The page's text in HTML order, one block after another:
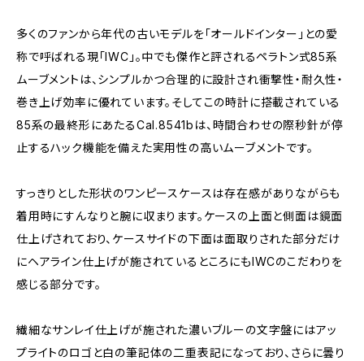
多くのファンから年代の古いモデルを「オールドインター」との愛
称で呼ばれる現「IWC」。中でも傑作と評されるペラトン式85系
ムーブメントは、シンプルかつ合理的に設計され衝撃性・耐久性・
巻き上げ効率に優れています。そしてこの時計に搭載されている
85系の最終形にあたるCal.8541bは、時間合わせの際秒針が停
止するハック機能を備えた実用性の高いムーブメントです。
すっきりとした形状のワンピースケースは存在感がありながらも
着用時にすんなりと腕に収まります。ケースの上面と側面は鏡面
仕上げされており、ケースサイドの下面は面取りされた部分だけ
にヘアライン仕上げが施されているところにもIWCのこだわりを
感じる部分です。
繊細なサンレイ仕上げが施された濃いブルーの文字盤にはアッ
プライトのロゴと白の筆記体の二重表記になっており、さらに曇り